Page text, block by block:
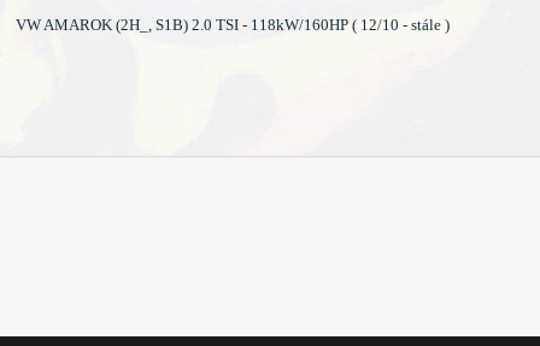
VW AMAROK (2H_, S1B) 2.0 TSI - 118kW/160HP ( 12/10 - stále )